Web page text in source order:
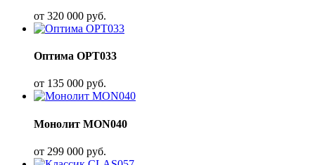
от 320 000 руб.
Оптима OPT033
от 135 000 руб.
Монолит MON040
от 299 000 руб.